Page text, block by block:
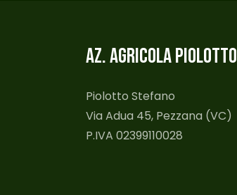
AZ. AGRICOLA PIOLOTTO
Piolotto Stefano
Via Adua 45, Pezzana (VC)
P.IVA 02399110028